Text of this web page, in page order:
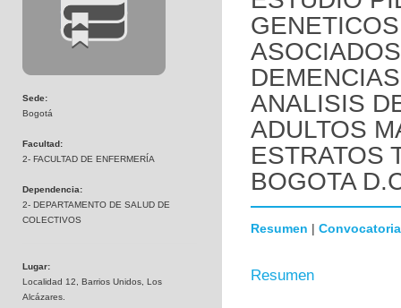
Sede:
Bogotá
Facultad:
2- FACULTAD DE ENFERMERÍA
Dependencia:
2- DEPARTAMENTO DE SALUD DE
COLECTIVOS
Lugar:
Localidad 12, Barrios Unidos, Los
Alcázares.
ANALISIS
ADULTOS
ESTRATOS
BOGOTA
Resumen | Convocatoria
Resumen